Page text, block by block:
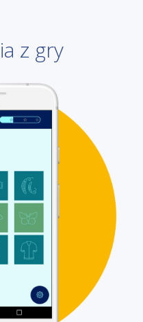
z gry